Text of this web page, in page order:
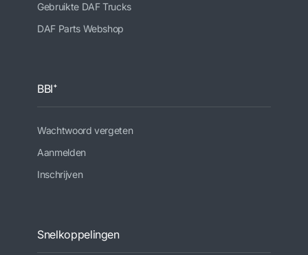
Gebruikte DAF Trucks
DAF Parts Webshop
BBI⁺
Wachtwoord vergeten
Aanmelden
Inschrijven
Snelkoppelingen